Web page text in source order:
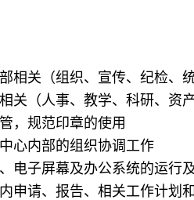
相关（组织、宣传、纪检、
关（人事、教学、科研、资
，规范印章的使用
心内部的组织协调工作
电子屏幕及办公系统的运行
申请、报告、相关工作计划